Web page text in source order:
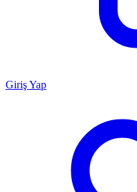
Giriş Yap